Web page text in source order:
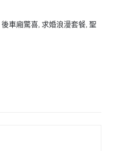
後車廂驚喜, 求婚浪漫套餐, 聖